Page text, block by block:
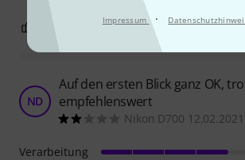
Impressum ·
BEWERTUNG MELDEN
ND
Auf den ersten Blick ganz OK,
empfehlenswert
Nikon D700 12.02.2021
Verarbeitung